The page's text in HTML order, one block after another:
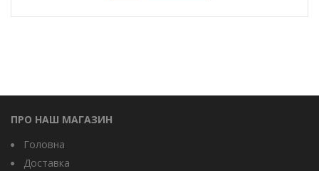
ПРО НАШ МАГАЗИН
Головна
Доставка